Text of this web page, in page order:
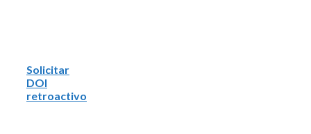
Solicitar
DOI
retroactivo